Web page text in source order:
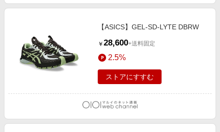
【ASICS】GEL-SD-LYTE DBRW
￥ 28,600+送料固定
2.5%
ストアにすすむ